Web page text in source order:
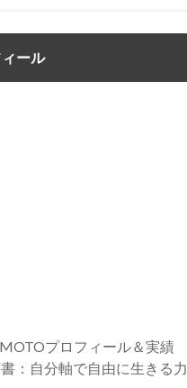
ール
プロフィール＆実績
：自分軸で自由に生きる力